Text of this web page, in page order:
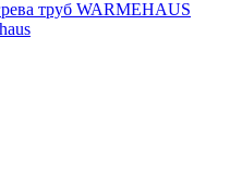
труб WARMEHAUS